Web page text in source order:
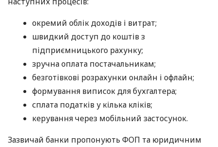
окремий облік доходів і витрат;
швидкий доступ до коштів з
підприємницького рахунку;
зручна оплата постачальникам;
безготівкові розрахунки онлайн і офлайн;
формування виписок для бухгалтера;
сплата податків у кілька кліків;
керування через мобільний застосунок.
Зазвичай банки пропонують ФОП та юридичним